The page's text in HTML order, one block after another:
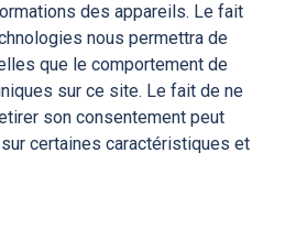
des appareils. Le fait
nous permettra de
que le comportement de
sur ce site. Le fait de ne
son consentement peut
certaines caractéristiques et